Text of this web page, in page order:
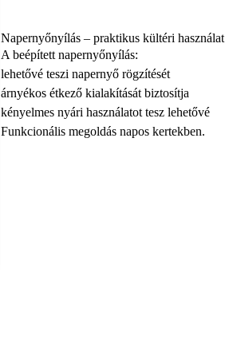
Napernyőnyílás – praktikus kültéri használat
A beépített napernyőnyílás:
lehetővé teszi napernyő rögzítését
árnyékos étkező kialakítását biztosítja
kényelmes nyári használatot tesz lehetővé
Funkcionális megoldás napos kertekben.